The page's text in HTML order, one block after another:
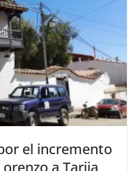
el incremento